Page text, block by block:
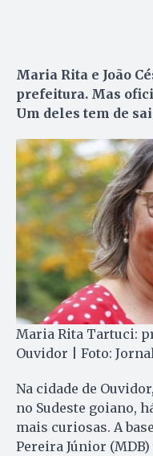
Maria Rita e João
prefeitura. Mas
Um deles tem de
Maria Rita Tartuci:
Ouvidor | Foto:
Na cidade de
no Sudeste goiano,
mais curiosas. A
Pereira Júnior